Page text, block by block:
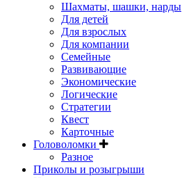
Шахматы, шашки, нарды
Для детей
Для взрослых
Для компании
Семейные
Развивающие
Экономические
Логические
Стратегии
Квест
Карточные
Головоломки
Разное
Приколы и розыгрыши